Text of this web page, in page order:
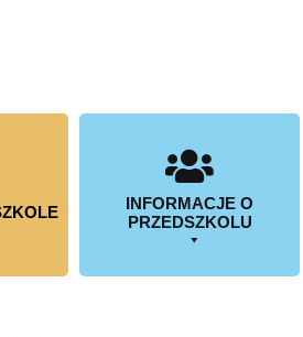
INFORMACJE O
PRZEDSZKOLU